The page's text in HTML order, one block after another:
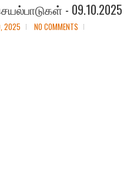
- 09.10.2025
2025 NO COMMENTS